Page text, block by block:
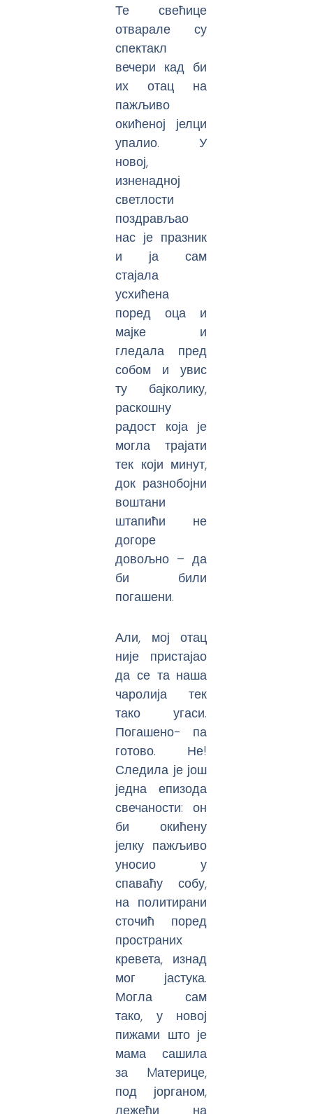
Те свећице
отварале су
спектакл
вечери кад би
их отац на
пажљиво
окићеној јелци
упалио. У
новој,
изненадној
светлости
поздрављао
нас је празник
и ја сам
стајала
усхићена
поред оца и
мајке и
гледала пред
собом и увис
ту бајколику,
раскошну
радост која је
могла трајати
тек који минут,
док разнобојни
воштани
штапићи не
догоре
довољно – да
би били
погашени.
Али, мој отац
није пристајао
да се та наша
чаролија тек
тако угаси.
Погашено- па
готово. Не!
Следила је још
једна епизода
свечаности: он
би окићену
јелку пажљиво
уносио у
спаваћу собу,
на политирани
сточић поред
пространих
кревета, изнад
мог јастука.
Могла сам
тако, у новој
пижами што је
мама сашила
за Mатерице,
под јорганом,
лежећи на